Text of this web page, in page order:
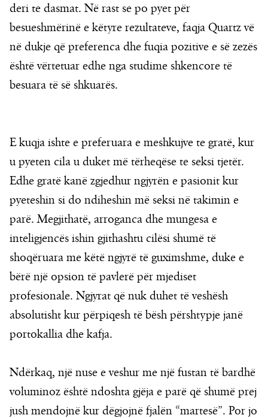
deri te dasmat. Në rast se po pyet për
besueshmërinë e këtyre rezultateve, faqja Quartz vë
në dukje që preferenca dhe fuqia pozitive e së zezës
është vërtetuar edhe nga studime shkencore të
besuara të së shkuarës.
E kuqja ishte e preferuara e meshkujve te gratë, kur
u pyeten cila u duket më tërheqëse te seksi tjetër.
Edhe gratë kanë zgjedhur ngjyrën e pasionit kur
pyeteshin si do ndiheshin më seksi në takimin e
parë. Megjithatë, arroganca dhe mungesa e
inteligjencës ishin gjithashtu cilësi shumë të
shoqëruara me këtë ngjyrë të guximshme, duke e
bërë një opsion të pavlerë për mjediset
profesionale. Ngjyrat që nuk duhet të veshësh
absolutisht kur përpiqesh të bësh përshtypje janë
portokallia dhe kafja.
Ndërkaq, një nuse e veshur me një fustan të bardhë
voluminoz është ndoshta gjëja e parë që shumë prej
jush mendojnë kur dëgjojnë fjalën “martesë”. Por jo